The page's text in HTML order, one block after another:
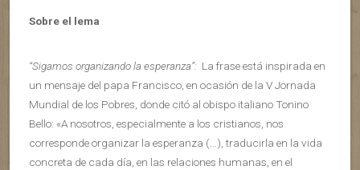
Sobre el lema
“Sigamos organizando la esperanza”: La frase está inspirada en
un mensaje del papa Francisco, en ocasión de la V Jornada
Mundial de los Pobres, donde citó al obispo italiano Tonino
Bello: «A nosotros, especialmente a los cristianos, nos
corresponde organizar la esperanza (…), traducirla en la vida
concreta de cada día, en las relaciones humanas, en el